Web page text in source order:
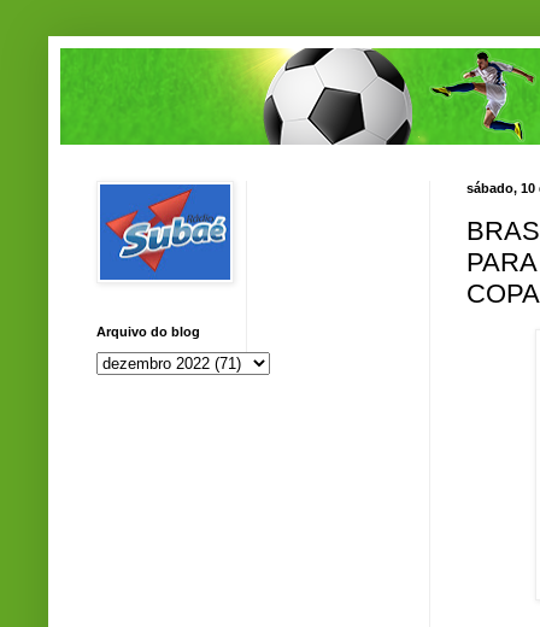
sábado, 10
Arquivo do blog